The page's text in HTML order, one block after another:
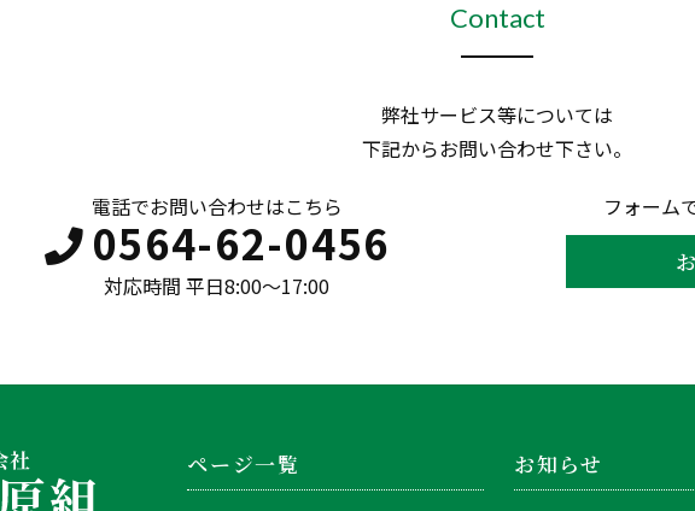
Contact
弊社サービス等については
下記からお問い合わせ下さい。
電話でお問い合わせはこちら
0564-62-0456
対応時間 平日8:00〜17:00
フォーム
ページ一覧 お知らせ